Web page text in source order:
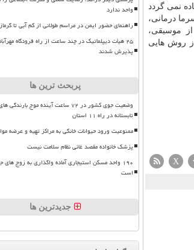
نمی گردد
درمانی،
موسیقی،
روش هایی
X
واحد ندارد
راهنمای حضور ایمن در مراسم طولانی از کم آبی تا
۲۵ هیأت دیپلماتیک در چند ساعت از راه فرودگاه
پذیرش شدند
پربحث ترین ها
وضعیت جوی کشور در ۷۲ ساعت آینده موج بارندگی
تابستانه در راه ۱۱ استان
ممنوعیت ورود حیوانات خانگی به مراکز تهیه و عرضه
پزشک خانواده مقصد غائی نظام سلامت نیست
۱۹۰ واحد مسکن استیجاری آماده واگذاری به زوج های
است
جدیدترین ها